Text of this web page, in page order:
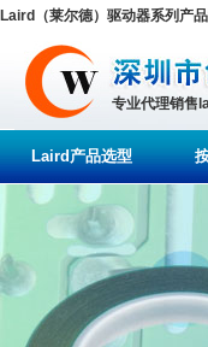
Laird（莱尔德）驱动器系列产
专业代理销售
Laird产品选型